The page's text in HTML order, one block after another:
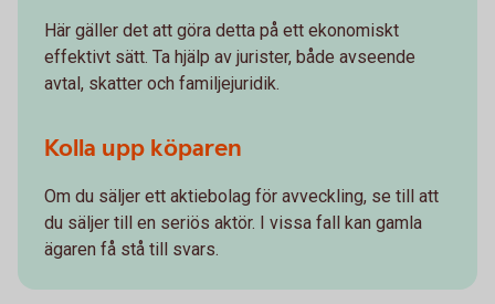
Här gäller det att göra detta på ett ekonomiskt
effektivt sätt. Ta hjälp av jurister, både avseende
avtal, skatter och familjejuridik.
Kolla upp köparen
Om du säljer ett aktiebolag för avveckling, se till att
du säljer till en seriös aktör. I vissa fall kan gamla
ägaren få stå till svars.